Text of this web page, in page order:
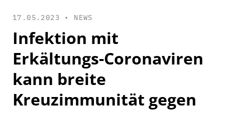
17.05.2023 • NEWS
Infektion mit
Erkältungs-Coronaviren
kann breite
Kreuzimmunität gegen